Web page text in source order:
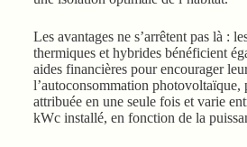
Les avantages ne s’arrêtent pas là :
thermiques et hybrides bénéficient
aides financières pour encourager
l’autoconsommation photovoltaïque,
attribuée en une seule fois et varie
kWc installé, en fonction de la